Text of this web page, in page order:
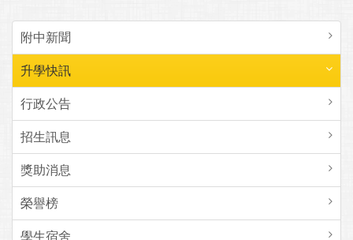
附中新聞
升學快訊
行政公告
招生訊息
獎助消息
榮譽榜
學生宿舍